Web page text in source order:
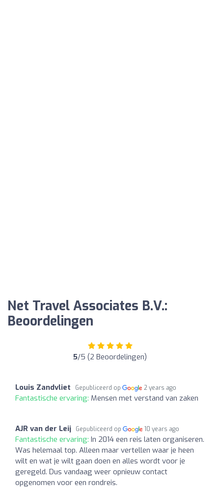
Net Travel Associates B.V.:
Beoordelingen
5/5 (2 Beoordelingen)
Louis Zandvliet Gepubliceerd op 2 years ago
Fantastische ervaring: Mensen met verstand van zaken
AJR van der Leij Gepubliceerd op 10 years ago
Fantastische ervaring: In 2014 een reis laten organiseren.
Was helemaal top. Alleen maar vertellen waar je heen
wilt en wat je wilt gaan doen en alles wordt voor je
geregeld. Dus vandaag weer opnieuw contact
opgenomen voor een rondreis.